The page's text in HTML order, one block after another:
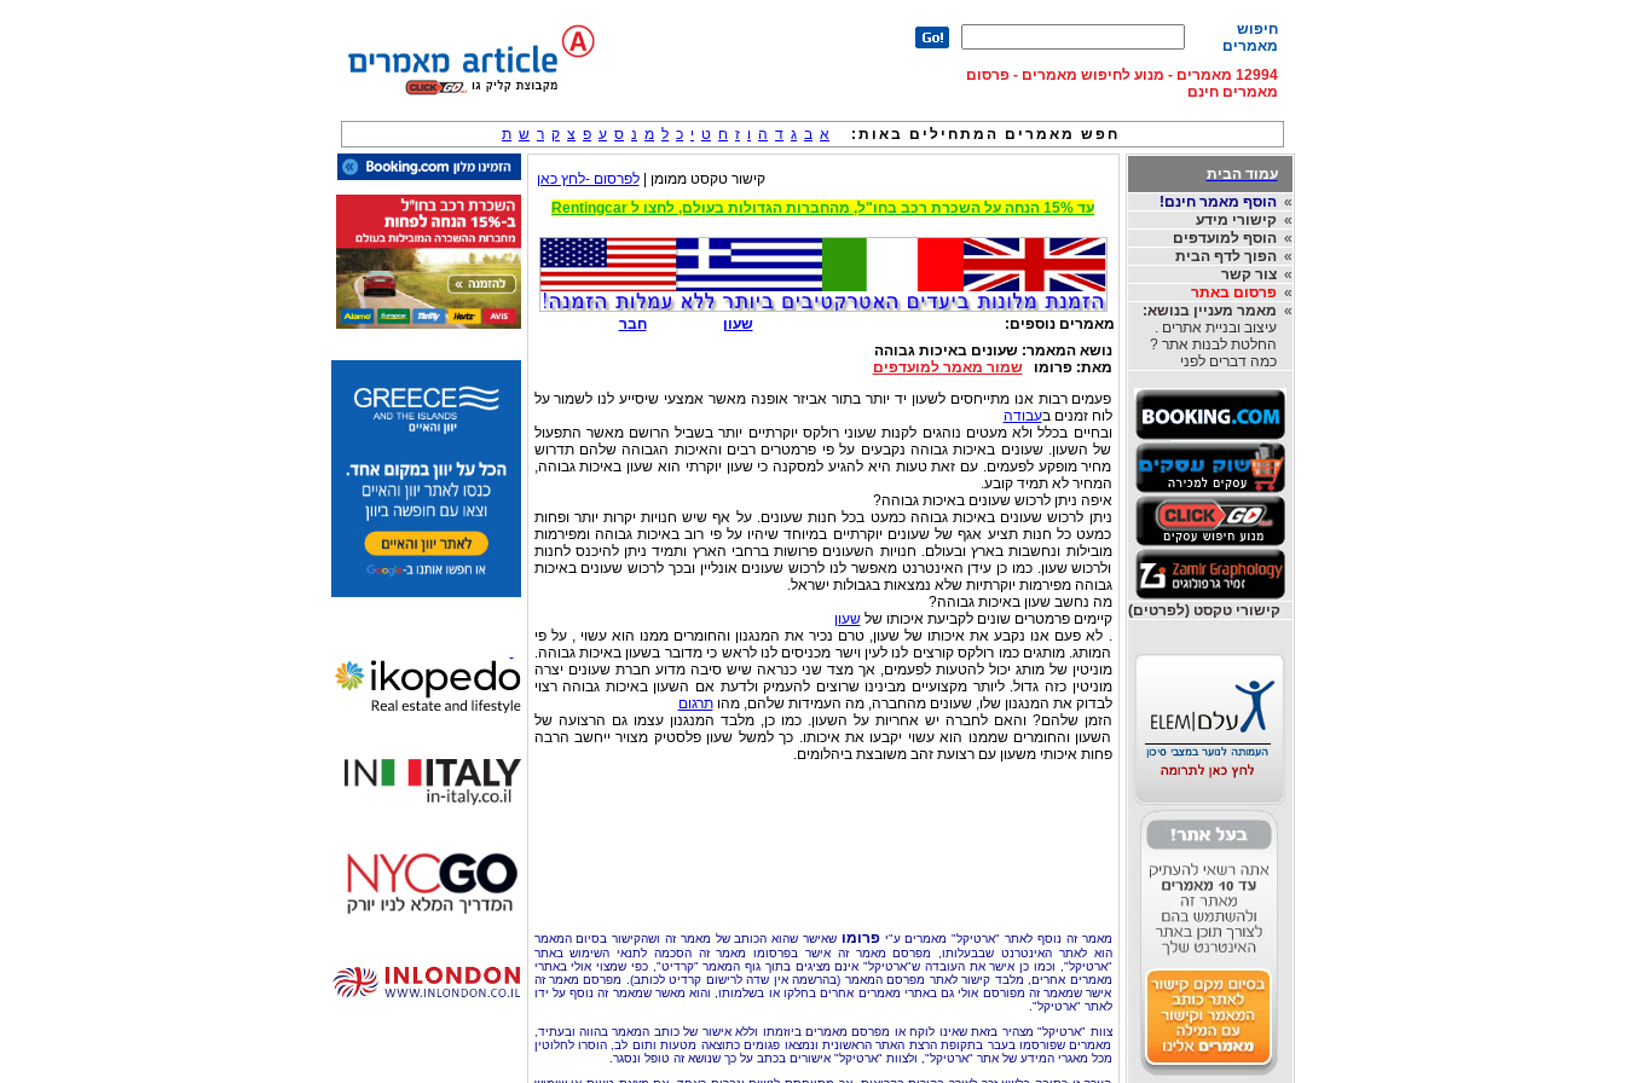
חיפוש
מאמרים
12994 מאמרים - מנוע לחיפוש מאמרים - פרסום
מאמרים חינם
חפש מאמרים המתחילים באות: א ב ג ד ה ו ז ח ט י כ ל מ נ ס ע פ צ ק ר ש ת
עמוד הבית
»הוסף מאמר חינם!
»קישורי מידע
»הוסף למועדפים
»הפוך לדף הבית
»צור קשר
»פרסום באתר
» מאמר מעניין בנושא:
עיצוב ובניית אתרים .
החלטת לבנות אתר ?
כמה דברים לפני
קישורי טקסט (לפרטים)
קישור טקסט ממומן |לפרסום -לחץ כאן
עד 15% הנחה על השכרת רכב בחו"ל, מהחברות הגדולות בעולם, לחצו ל Rentingcar
מאמרים נוספים: שעון
חבר
נושא המאמר:שעונים באיכות גבוהה
מאת:פרומושמור מאמר למועדפים
פעמים רבות אנו מתייחסים לשעון יד יותר בתור אביזר אופנה מאשר אמצעי שיסייע לנו לשמור על
לוח זמנים בעבודה
ובחיים בכלל ולא מעטים נוהגים לקנות שעוני רולקס יוקרתיים יותר בשביל הרושם מאשר התפעול
של השעון. שעונים באיכות גבוהה נקבעים על פי פרמטרים רבים והאיכות הגבוהה שלהם תדרוש
מחיר מופקע לפעמים. עם זאת טעות היא להגיע למסקנה כי שעון יוקרתי הוא שעון באיכות גבוהה,
המחיר לא תמיד קובע.
איפה ניתן לרכוש שעונים באיכות גבוהה?
ניתן לרכוש שעונים באיכות גבוהה כמעט בכל חנות שעונים. על אף שיש חנויות יקרות יותר ופחות
כמעט כל חנות תציע אגף של שעונים יוקרתיים במיוחד שיהיו על פי רוב באיכות גבוהה ומפירמות
מובילות ונחשבות בארץ ובעולם. חנויות השעונים פרושות ברחבי הארץ ותמיד ניתן להיכנס לחנות
ולרכוש שעון. כמו כן עידן האינטרנט מאפשר לנו לרכוש שעונים אונליין ובכך לרכוש שעונים באיכות
גבוהה מפירמות יוקרתיות שלא נמצאות בגבולות ישראל.
מה נחשב שעון באיכות גבוהה?
קיימים פרמטרים שונים לקביעת איכותו שלשעון
. לא פעם אנו נקבע את איכותו של שעון, טרם נכיר את המנגנון והחומרים ממנו הוא עשוי , על פי
המותג. מותגים כמו רולקס קורצים לנו לעין וישר מכניסים לנו לראש כי מדובר בשעון באיכות גבוהה.
מוניטין של מותג יכול להטעות לפעמים, אך מצד שני כנראה שיש סיבה מדוע חברת שעונים יצרה
מוניטין כזה גדול. ליותר מקצועיים מבינינו שרוצים להעמיק ולדעת אם השעון באיכות גבוהה רצוי
לבדוק את המנגנון שלו, שעונים מהחברה, מה העמידות שלהם, מהותרגום
הזמן שלהם? והאם לחברה יש אחריות על השעון. כמו כן, מלבד המנגנון עצמו גם הרצועה של
השעון והחומרים שממנו הוא עשוי יקבעו את איכותו. כך למשל שעון פלסטיק מצויר ייחשב הרבה
פחות איכותי משעון עם רצועת זהב משובצת ביהלומים.
מאמר זה נוסף לאתר "ארטיקל" מאמרים ע"יפרומו שאישר שהוא הכותב של מאמר זה ושהקישור בסיום המאמר
הוא לאתר האינטרנט שבבעלותו, מפרסם מאמר זה אישר בפרסומו מאמר זה הסכמה לתנאי השימוש באתר
"ארטיקל", וכמו כן אישר את העובדה ש"ארטיקל" אינם מציגים בתוך גוף המאמר "קרדיט", כפי שמצוי אולי באתרי
מאמרים אחרים, מלבד קישור לאתר מפרסם המאמר (בהרשמה אין שדה לרישום קרדיט לכותב). מפרסם מאמר זה
אישר שמאמר זה מפורסם אולי גם באתרי מאמרים אחרים בחלקו או בשלמותו, והוא מאשר שמאמר זה נוסף על ידו
לאתר "ארטיקל".
צוות "ארטיקל" מצהיר בזאת שאינו לוקח או מפרסם מאמרים ביוזמתו וללא אישור של כותב המאמר בהווה ובעתיד,
מאמרים שפורסמו בעבר בתקופת הרצת האתר הראשונית ונמצאו פגומים כתוצאה מטעות ותום לב, הוסרו לחלוטין
מכל מאגרי המידע של אתר "ארטיקל", ולצוות "ארטיקל" אישורים בכתב על כך שנושא זה טופל ונסגר.